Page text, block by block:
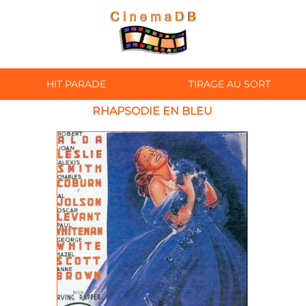
HIT PARADE TIRAGE AU SORT
RHAPSODIE EN BLEU